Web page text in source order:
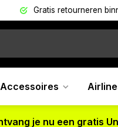
Gratis retourneren
Accessoires
je nu een gratis